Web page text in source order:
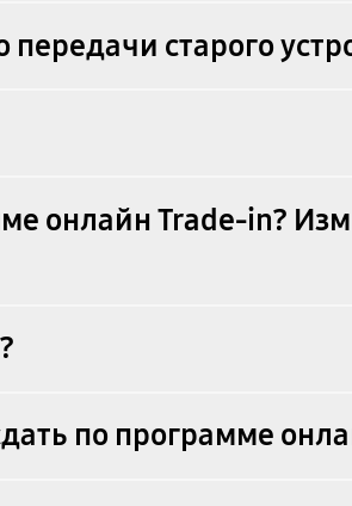
старого
онлайн Trade-in?
по программе